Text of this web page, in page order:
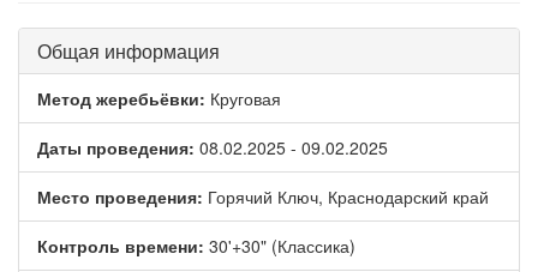
Общая информация
Метод жеребьёвки: Круговая
Даты проведения: 08.02.2025 - 09.02.2025
Место проведения: Горячий Ключ, Краснодарский край
Контроль времени: 30'+30" (Классика)